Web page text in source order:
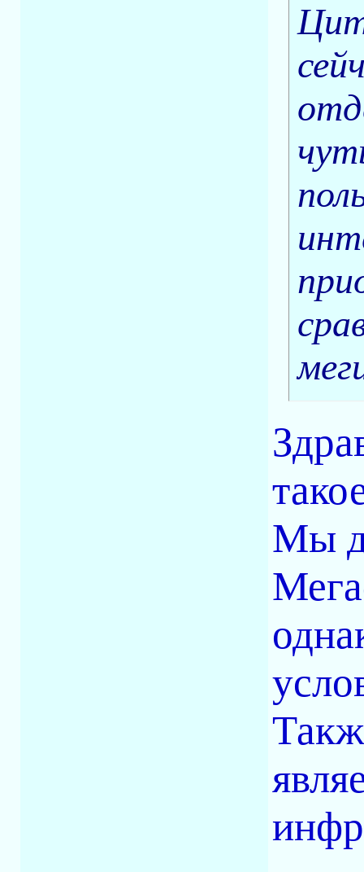
Мы